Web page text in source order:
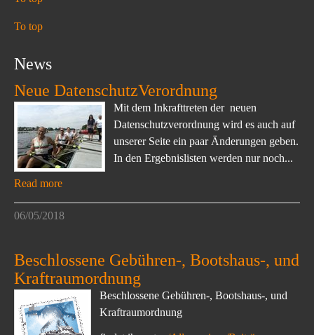
To top
News
Neue DatenschutzVerordnung
Mit dem Inkrafttreten der neuen
Datenschutzverordnung wird es auch auf
unserer Seite ein paar Änderungen geben.
In den Ergebnislisten werden nur noch...
Read more
06/05/2018
Beschlossene Gebühren-, Bootshaus-, und
Kraftraumordnung
Beschlossene Gebühren-, Bootshaus-, und
Kraftraumordnung